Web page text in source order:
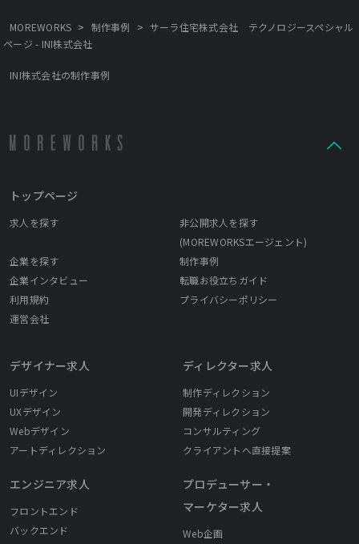
MOREWORKS > 制作事例 > サーラ住宅株式会社 テクノロジースペシャル
ページ - INI株式会社
INI株式会社の制作事例
トップページ
求人を探す
非公開求人を探す
(MOREWORKSエージェント)
企業を探す
制作事例
企業インタビュー
転職お役立ちガイド
利用規約
プライバシーポリシー
運営会社
デザイナー求人
UIデザイン
UXデザイン
Webデザイン
アートディレクション
エンジニア求人
フロントエンド
バックエンド
ディレクター求人
制作ディレクション
開発ディレクション
コンサルティング
クライアントへ直接提案
プロデューサー・
マーケター求人
Web企画